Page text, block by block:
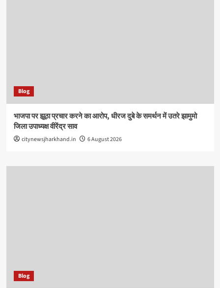
Blog
भाजपा पर झूठा प्रचार करने का आरोप, धीरज दुबे के समर्थन में उतरे झामुमो
जिला उपाध्यक्ष वीरेंद्र साव
citynewsjharkhand.in 6 August 2026
Blog